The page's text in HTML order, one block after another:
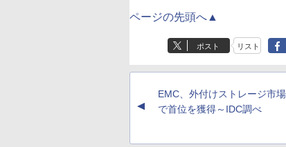
ページの先頭へ▲
ポスト リスト
▲
EMC、外付けストレージ市
で首位を獲得～IDC調べ